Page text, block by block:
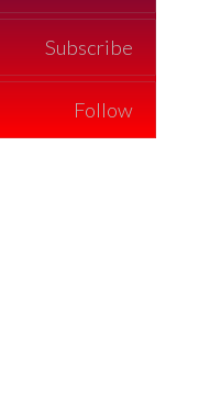
Subscribe
Follow